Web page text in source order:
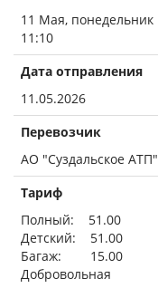
11 Мая, понедельник
11:10
Дата отправления
11.05.2026
Перевозчик
АО "Суздальское АТП"
Тариф
Полный: 51.00
Детский: 51.00
Багаж: 15.00
Добровольная